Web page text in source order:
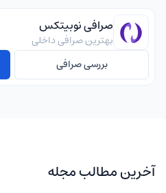
صرافی نوبیتکس
بهترین صرافی داخلی
بررسی صرافی
آخرین مطالب مجله